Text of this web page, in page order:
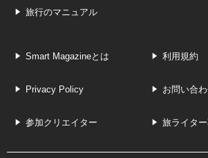
旅行のマニュアル
Smart Magazineとは 利用規約
Privacy Policy お問い合
参加クリエイター 旅ライタ